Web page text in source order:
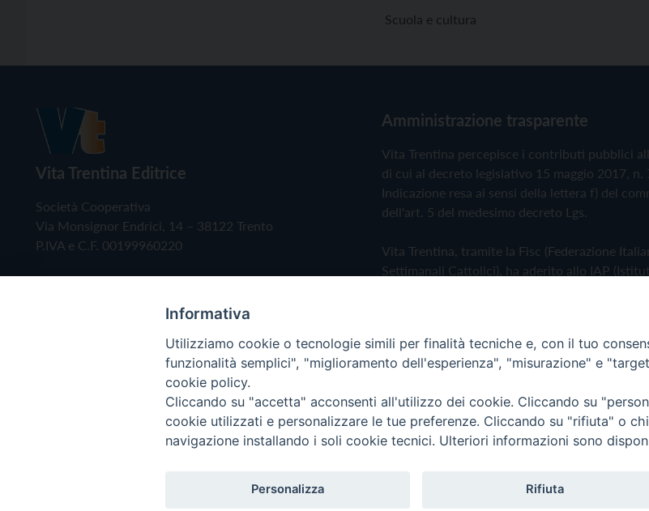
Scuola e cultura
Vita Trentina Editrice
Società Cooperativa
Via Monsignor Endrici, 14 – 38122 Trento
P.IVA e C.F. 00199960220
Amministrazione trasparente
Vita Trentina percepisce i contributi pubblici
di cui al decreto legislativo 15 maggio 2017, n.
Indicazione resa ai sensi della lettera f) del
dell'art. 5 del medesimo decreto Lgs.
Vita Trentina, tramite la Fisc (Federazione
Settimanali Cattolici), ha aderito allo IAP
Privacy Policy Cookie Policy
Copyright © 2019 - Tutti i diritti riservati - Vita Trentina Editrice
Informativa
Utilizziamo cookie o tecnologie simili per finalità tecniche e, con il tuo
funzionalità semplici", "miglioramento dell'esperienza", "misurazione" e
cookie policy.
Cliccando su "accetta" acconsenti all'utilizzo dei cookie. Cliccando su
cookie utilizzati e personalizzare le tue preferenze. Cliccando su "rifiuta" o
navigazione installando i soli cookie tecnici. Ulteriori informazioni sono
Personalizza Rifiuta